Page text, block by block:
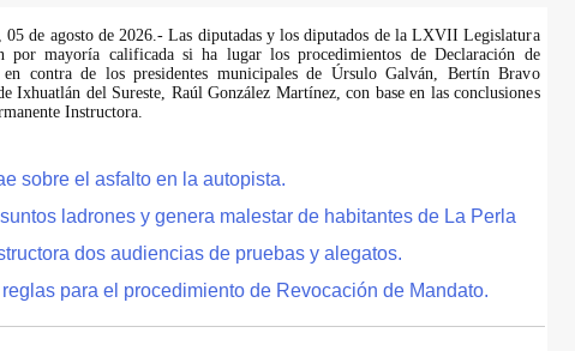
05 de agosto de 2026.- Las diputadas y los diputados de la LXVII Legislatura
por mayoría calificada si ha lugar los procedimientos de Declaración de
en contra de los presidentes municipales de Úrsulo Galván, Bertín Bravo
Ixhuatlán del Sureste, Raúl González Martínez, con base en las conclusiones
Instructora.
sobre el asfalto en la autopista.
ladrones y genera malestar de habitantes de La Perla
dos audiencias de pruebas y alegatos.
para el procedimiento de Revocación de Mandato.